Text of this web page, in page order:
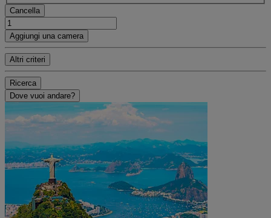
Cancella
Aggiungi una camera
Altri criteri
Ricerca
Dove vuoi andare?